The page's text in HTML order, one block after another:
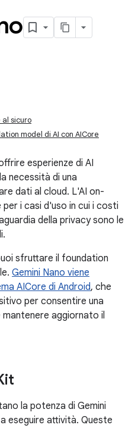
sicuro
model di AI con AICore
esperienze di AI
necessità di una
dati al cloud. L'AI on-
i casi d'uso in cui i costi
della privacy sono le
sfruttare il foundation
Gemini Nano viene
AICore di Android, che
per consentire una
aggiornato il
la potenza di Gemini
eseguire attività. Queste